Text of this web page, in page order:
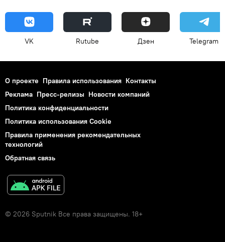
VK Rutube Дзен Telegram
О проекте Правила использования Контакты
Реклама Пресс-релизы Новости компаний
Политика конфиденциальности
Политика использования Cookie
Правила применения рекомендательных
технологий
Обратная связь
© 2026 Sputnik Все права защищены. 18+